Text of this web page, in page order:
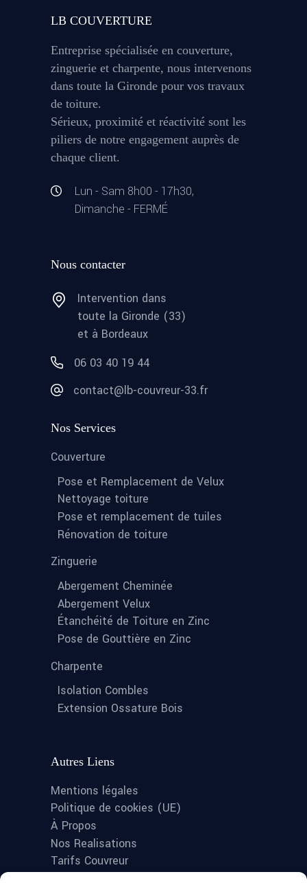
LB COUVERTURE
Entreprise spécialisée en couverture,
zinguerie et charpente, nous intervenons
dans toute la Gironde pour vos travaux
de toiture.
Sérieux, proximité et réactivité sont les
piliers de notre engagement auprès de
chaque client.
Lun - Sam 8h00 - 17h30,
Dimanche - FERMÉ
Nous contacter
Intervention dans
toute la Gironde (33)
et à Bordeaux
06 03 40 19 44
contact@lb-couvreur-33.fr
Nos Services
Couverture
Pose et Remplacement de Velux
Nettoyage toiture
Pose et remplacement de tuiles
Rénovation de toiture
Zinguerie
Abergement Cheminée
Abergement Velux
Étanchéité de Toiture en Zinc
Pose de Gouttière en Zinc
Charpente
Isolation Combles
Extension Ossature Bois
Autres Liens
Mentions légales
Politique de cookies (UE)
À Propos
Nos Realisations
Tarifs Couvreur